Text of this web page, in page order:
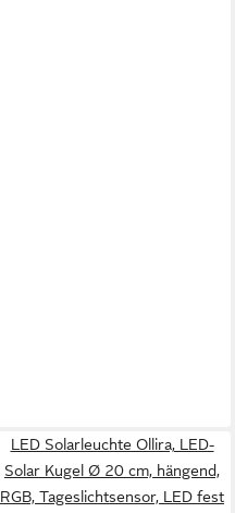
LED Solarleuchte Ollira, LED-
Solar Kugel Ø 20 cm, hängend,
RGB, Tageslichtsensor, LED fest